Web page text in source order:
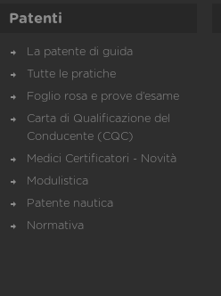
Patenti
La patente di guida
Tutte le pratiche
Foglio rosa e prove d’esame
Carta di Qualificazione del
Conducente (CQC)
Medici Certificatori - Novità
Modulistica
Patente nautica
Normativa